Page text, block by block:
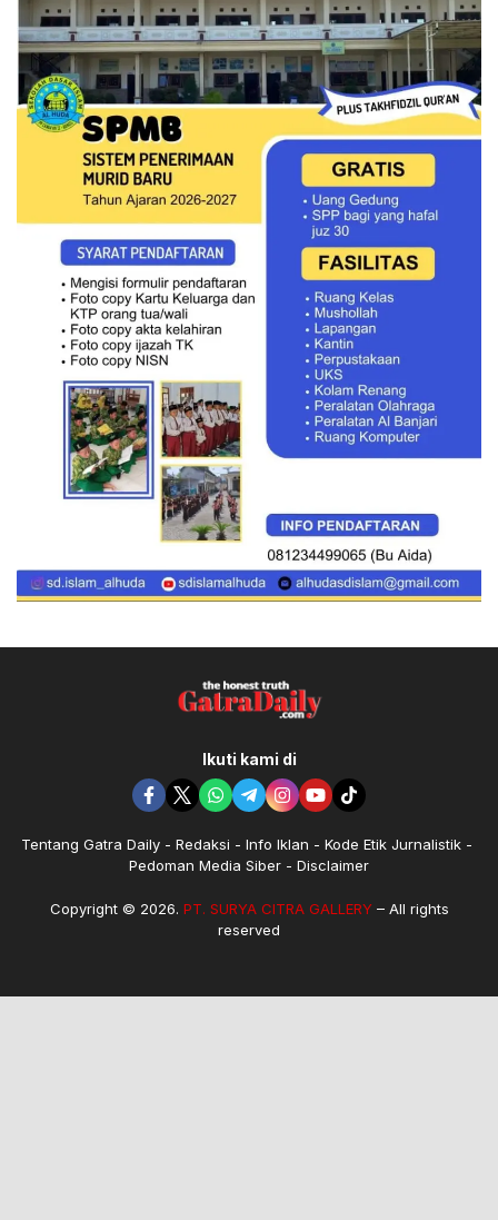
Ikuti kami di
Tentang Gatra Daily Redaksi Info Iklan
Kode Etik Jurnalistik
Pedoman Media Siber
Disclaimer
Copyright © 2026. PT. SURYA CITRA GALLERY– All rights
reserved